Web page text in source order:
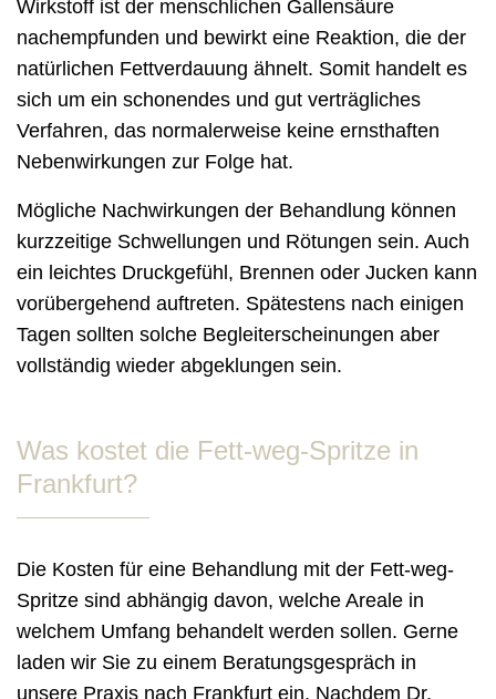
Wirkstoff ist der menschlichen Gallensäure
nachempfunden und bewirkt eine Reaktion, die der
natürlichen Fettverdauung ähnelt. Somit handelt es
sich um ein schonendes und gut verträgliches
Verfahren, das normalerweise keine ernsthaften
Nebenwirkungen zur Folge hat.
Mögliche Nachwirkungen der Behandlung können
kurzzeitige Schwellungen und Rötungen sein. Auch
ein leichtes Druckgefühl, Brennen oder Jucken kann
vorübergehend auftreten. Spätestens nach einigen
Tagen sollten solche Begleiterscheinungen aber
vollständig wieder abgeklungen sein.
Was kostet die Fett-weg-Spritze in
Frankfurt?
Die Kosten für eine Behandlung mit der Fett-weg-
Spritze sind abhängig davon, welche Areale in
welchem Umfang behandelt werden sollen. Gerne
laden wir Sie zu einem Beratungsgespräch in
unsere Praxis nach Frankfurt ein. Nachdem Dr.